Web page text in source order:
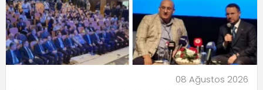
08 Ağustos 2026